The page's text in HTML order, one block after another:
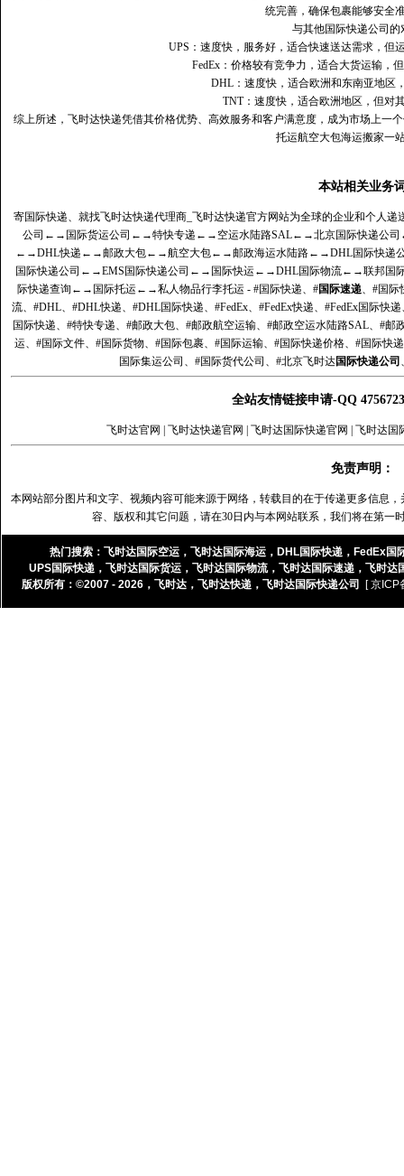
统完善，确保包裹能够安全
与其他国际快递公司的
UPS：速度快，服务好，适合快速送达需求，但
FedEx：价格较有竞争力，适合大货运输，
DHL：速度快，适合欧洲和东南亚地区
TNT：速度快，适合欧洲地区，但对
综上所述，飞时达快递凭借其价格优势、高效服务和客户满意度，成为市场上一
托运航空大包海运搬家一
本站相关业务
寄国际快递、就找飞时达快递代理商_飞时达快递官方网站为全球的企业和个人递
公司 ←→ 国际货运公司 ←→特快专递 ←→ 空运水陆路SAL←→北京国际快递公司
←→DHL快递 ←→邮政大包←→航空大包←→邮政海运水陆路←→DHL国际快递
国际快递公司 ←→EMS国际快递公司 ←→ 国际快运←→DHL国际物流←→联邦国
际快递查询 ←→ 国际托运←→私人物品行李托运 - #国际快递、#国际速递、#国际
流、#DHL、#DHL快递、#DHL国际快递、#FedEx、#FedEx快递、#FedEx国际快
国际快递、#特快专递、#邮政大包、#邮政航空运输、#邮政空运水陆路SAL、#
运、#国际文件、#国际货物、#国际包裹、#国际运输、#国际快递价格、#国际快
国际集运公司、#国际货代公司、#北京飞时达国际快递公司
全站友情链接申请-QQ
飞时达官网 飞时达快递官网 飞时达国际快递官网 飞时达国
免责声明：
本网站部分图片和文字、视频内容可能来源于网络，转载目的在于传递更多信息
容、版权和其它问题，请在30日内与本网站联系，我们将在第一
热门搜索： 飞时达国际空运 ， 飞时达国际海运 ， DHL国际快递 ， FedEx国
UPS国际快递 ， 飞时达国际货运 ， 飞时达国际物流， 飞时达国际速递 ， 飞时达
版权所有：©2007 - 2026， 飞时达， 飞时达快递， 飞时达国际快递公司 [ 京ICP